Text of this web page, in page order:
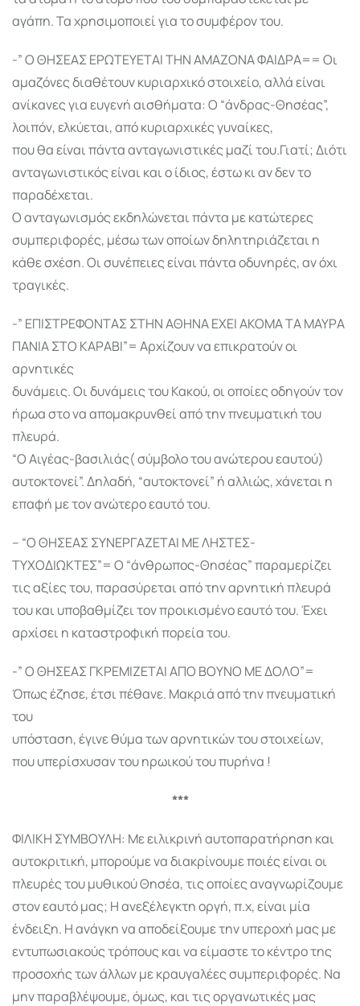
αγάπη. Τα χρησιμοποιεί για το συμφέρον του.
-” Ο ΘΗΣΕΑΣ ΕΡΩΤΕΥΕΤΑΙ ΤΗΝ ΑΜΑΖΟΝΑ ΦΑΙΔΡΑ== Οι
αμαζόνες διαθέτουν κυριαρχικό στοιχείο, αλλά είναι
ανίκανες για ευγενή αισθήματα: Ο “άνδρας-Θησέας”,
λοιπόν, ελκύεται, από κυριαρχικές γυναίκες,
που θα είναι πάντα ανταγωνιστικές μαζί του.Γιατί; Διότι
ανταγωνιστικός είναι και ο ίδιος, έστω κι αν δεν το
παραδέχεται.
Ο ανταγωνισμός εκδηλώνεται πάντα με κατώτερες
συμπεριφορές, μέσω των οποίων δηλητηριάζεται η
κάθε σχέση. Οι συνέπειες είναι πάντα οδυνηρές, αν όχι
τραγικές.
-” ΕΠΙΣΤΡΕΦΟΝΤΑΣ ΣΤΗΝ ΑΘΗΝΑ ΕΧΕΙ ΑΚΟΜΑ ΤΑ ΜΑΥΡΑ
ΠΑΝΙΑ ΣΤΟ ΚΑΡΑΒΙ”= Αρχίζουν να επικρατούν οι
αρνητικές
δυνάμεις. Οι δυνάμεις του Κακού, οι οποίες οδηγούν τον
ήρωα στο να απομακρυνθεί από την πνευματική του
πλευρά.
“Ο Αιγέας-βασιλιάς( σύμβολο του ανώτερου εαυτού)
αυτοκτονεί”. Δηλαδή, “αυτοκτονεί” ή αλλιώς, χάνεται η
επαφή με τον ανώτερο εαυτό του.
– “Ο ΘΗΣΕΑΣ ΣΥΝΕΡΓΑΖΕΤΑΙ ΜΕ ΛΗΣΤΕΣ-
ΤΥΧΟΔΙΩΚΤΕΣ”= Ο “άνθρωπος-Θησέας” παραμερίζει
τις αξίες του, παρασύρεται από την αρνητική πλευρά
του και υποβαθμίζει τον προικισμένο εαυτό του. Έχει
αρχίσει η καταστροφική πορεία του.
-” Ο ΘΗΣΕΑΣ ΓΚΡΕΜΙΖΕΤΑΙ ΑΠΟ ΒΟΥΝΟ ΜΕ ΔΟΛΟ”=
Όπως έζησε, έτσι πέθανε. Μακριά από την πνευματική
του
υπόσταση, έγινε θύμα των αρνητικών του στοιχείων,
που υπερίσχυσαν του ηρωικού του πυρήνα !
***
ΦΙΛΙΚΗ ΣΥΜΒΟΥΛΗ: Με ειλικρινή αυτοπαρατήρηση και
αυτοκριτική, μπορούμε να διακρίνουμε ποιές είναι οι
πλευρές του μυθικού Θησέα, τις οποίες αναγνωρίζουμε
στον εαυτό μας; Η ανεξέλεγκτη οργή, π.χ, είναι μία
ένδειξη. Η ανάγκη να αποδείξουμε την υπεροχή μας με
εντυπωσιακούς τρόπους και να είμαστε το κέντρο της
προσοχής των άλλων με κραυγαλέες συμπεριφορές. Να
μην παραβλέψουμε, όμως, και τις οργανωτικές μας